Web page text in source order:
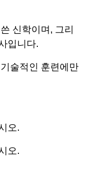
신학이며, 그리
입니다.
술적인 훈련에만
오.
오.